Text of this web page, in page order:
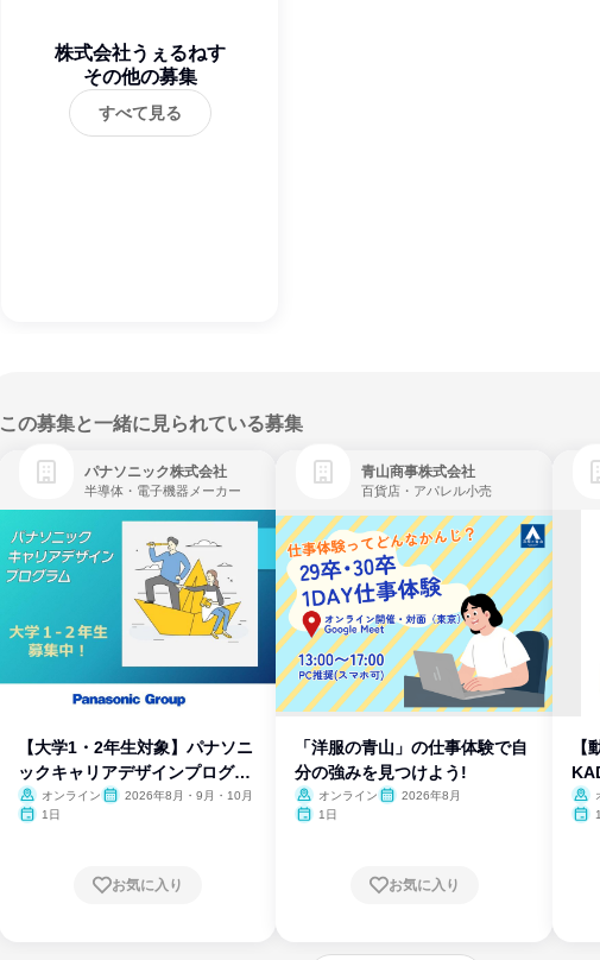
株式会社うぇるねす
その他の募集
すべて見る
この募集と一緒に見られている募集
パナソニック株式会社
半導体・電子機器メーカー
【大学1・2年生対象】パナソニ
ックキャリアデザインプログラ
ム
オンライン
2026年8月・9月・10月
1日
お気に入り
青山商事株式会社
百貨店・アパレル小売
「洋服の青山」の仕事体験で自
分の強みを見つけよう!
オンライン
2026年8月
1日
お気に入り
【